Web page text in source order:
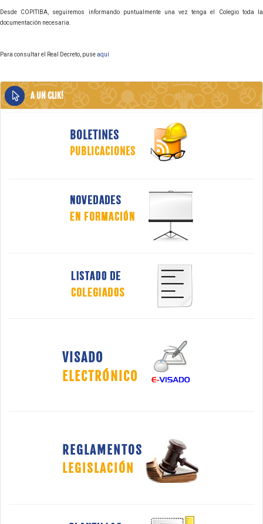
Desde COPITIBA, seguiremos informando puntualmente una vez tenga el Colegio toda la
documentación necesaria.
Para consultar el Real Decreto, puseaquí
A UN CLIK!